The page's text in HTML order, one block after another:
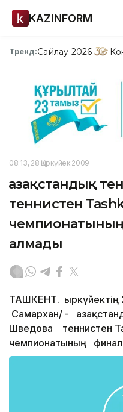
KAZINFORM
Тренд:Сайлау-2026
08:13, 28 Қыркүйек 2009
Қазақстандық
теннистен
чемпионатының
алмады
ТАШКЕНТ. Қыркүйектің
Самархан/ -
Шведова теннистен
чемпионатының